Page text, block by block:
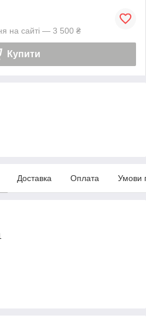
на сайті — 3 500 ₴
Купити
Доставка Оплата Умови